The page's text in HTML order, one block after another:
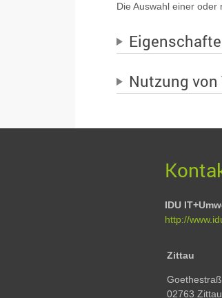
Die Auswahl einer
Nutzung von
IDU
http://
Zittau
02763 Zittau